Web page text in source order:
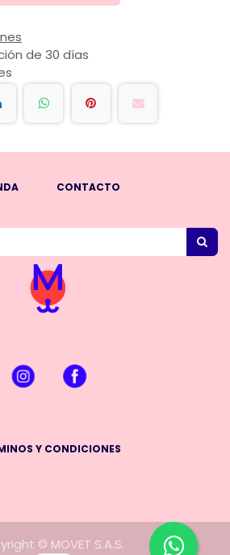
de 30 días
CONTACTO
Y CONDICIONES
© MOVET S.A.S.